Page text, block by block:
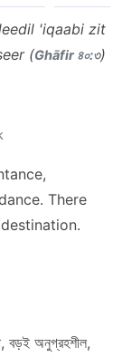
'iqaabi zit
(Ghāfir ৪০:৩)
There
বড়ই অনুগ্রহশীল,